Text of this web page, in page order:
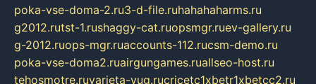
poka-vse-doma-2.ru3-d-file.ruhahahaharms.ru
g2012.rutst-1.rushaggy-cat.ruopsmgr.ruev-gallery.ru
g-2012.ruops-mgr.ruaccounts-112.rucsm-demo.ru
poka-vse-doma2.ruairgungames.ruallseo-host.ru
tehosmotre.ruvarieta-yug.rucricetc1xbetr1xbetcc2.ru